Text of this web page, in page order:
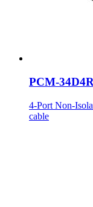
PCM-
4-Port Non-
cable